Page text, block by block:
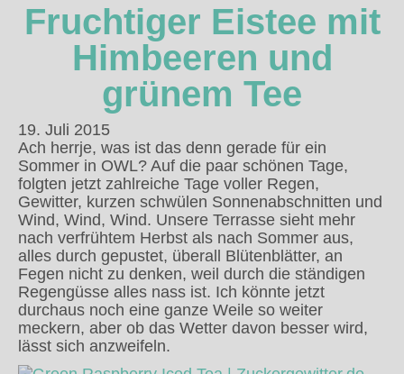
Fruchtiger Eistee mit
Himbeeren und
grünem Tee
19. Juli 2015
Ach herrje, was ist das denn gerade für ein
Sommer in OWL? Auf die paar schönen Tage,
folgten jetzt zahlreiche Tage voller Regen,
Gewitter, kurzen schwülen Sonnenabschnitten und
Wind, Wind, Wind. Unsere Terrasse sieht mehr
nach verfrühtem Herbst als nach Sommer aus,
alles durch gepustet, überall Blütenblätter, an
Fegen nicht zu denken, weil durch die ständigen
Regengüsse alles nass ist. Ich könnte jetzt
durchaus noch eine ganze Weile so weiter
meckern, aber ob das Wetter davon besser wird,
lässt sich anzweifeln.